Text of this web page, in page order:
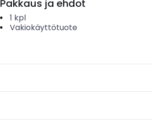
Pakkaus ja ehdot
1 kpl
Vakiokäyttötuote